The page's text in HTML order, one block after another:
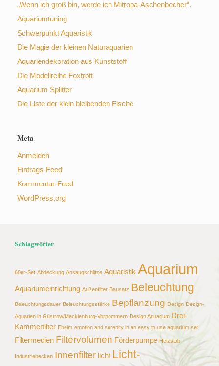
„Wenn ich groß bin, werde ich Mitropa-Aschenbecher“.
Aquariumtuning
Schwerpunkt Aquaristik
Die Magie der kleinen Naturaquarien
Aquariendekoration aus Kunststoff
Die Modellreihe Foxtrott
Aquarium Splitter
Die Liste der klein bleibenden Fische
Meta
Anmelden
Eintrags-Feed
Kommentar-Feed
WordPress.org
Schlagwörter
60er-Set Abdeckung Ansaugschlitze Aquaristik Aquarium
Aquariumeinrichtung Außenfilter Bausatz Beleuchtung
Beleuchtungsdauer Beleuchtungsstärke Bepflanzung Design Design-
Aquarien in Güstrow/Mecklenburg-Vorpommern Design Aquarium Drei-
Kammerfilter Eheim emotion and serenity in an easy to use aquarium set
Filtermedien Filtervolumen Förderpumpe Heizstab
Industriebecken Innenfilter licht Licht-